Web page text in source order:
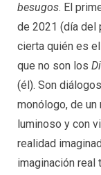
besugos. El
de 2021 (día del
cierta quién es
que no son los
(él). Son
monólogo, de
luminoso y con
realidad
imaginación real